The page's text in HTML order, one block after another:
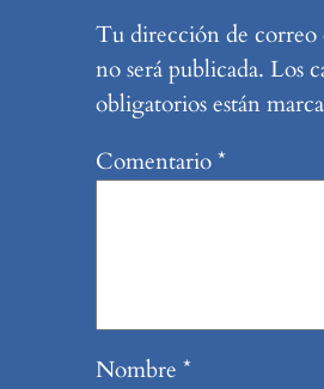
Tu dirección de
no será publicada. Los
obligatorios están
Comentario*
Nombre *